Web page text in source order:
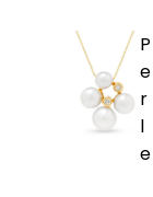
P
e
r
l
e